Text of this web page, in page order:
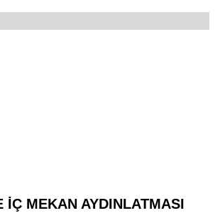
İÇ MEKAN AYDINLATMASI